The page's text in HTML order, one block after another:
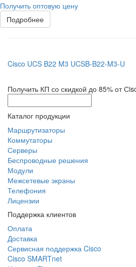
Получить оптовую цену
Подробнее
Cisco UCS B22 M3 UCSB-B22-M3-U
Получить КП со скидкой до 85% от
Каталог продукции
Маршрутизаторы
Коммутаторы
Серверы
Беспроводные решения
Модули
Межсетевые экраны
Телефония
Лицензии
Поддержка клиентов
Оплата
Доставка
Сервисная поддержка Cisco
Cisco SMARTnet